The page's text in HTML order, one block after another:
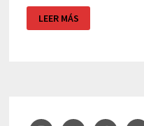
IMPERIO
DE
LEER MÁS